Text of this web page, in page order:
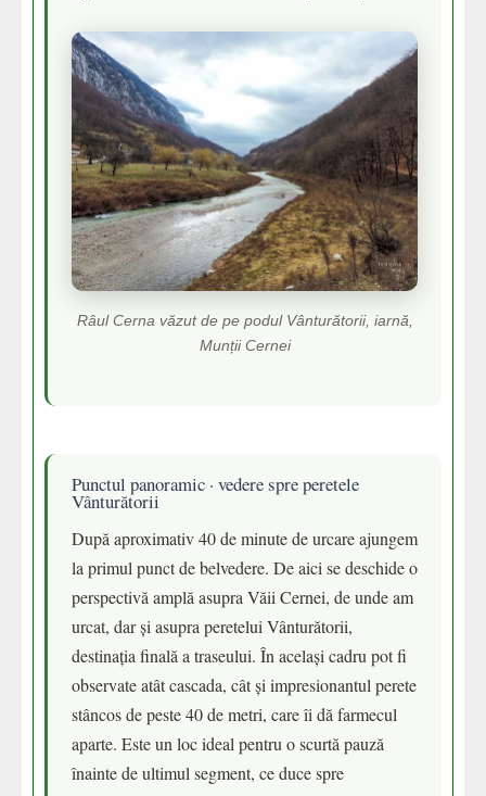
Râul Cerna văzut de pe podul Vânturătorii, iarnă,
Munții Cernei
Punctul panoramic · vedere spre peretele
Vânturătorii
După aproximativ 40 de minute de urcare ajungem
la primul punct de belvedere. De aici se deschide o
perspectivă amplă asupra Văii Cernei, de unde am
urcat, dar și asupra peretelui Vânturătorii,
destinația finală a traseului. În același cadru pot fi
observate atât cascada, cât și impresionantul perete
stâncos de peste 40 de metri, care îi dă farmecul
aparte. Este un loc ideal pentru o scurtă pauză
înainte de ultimul segment, ce duce spre